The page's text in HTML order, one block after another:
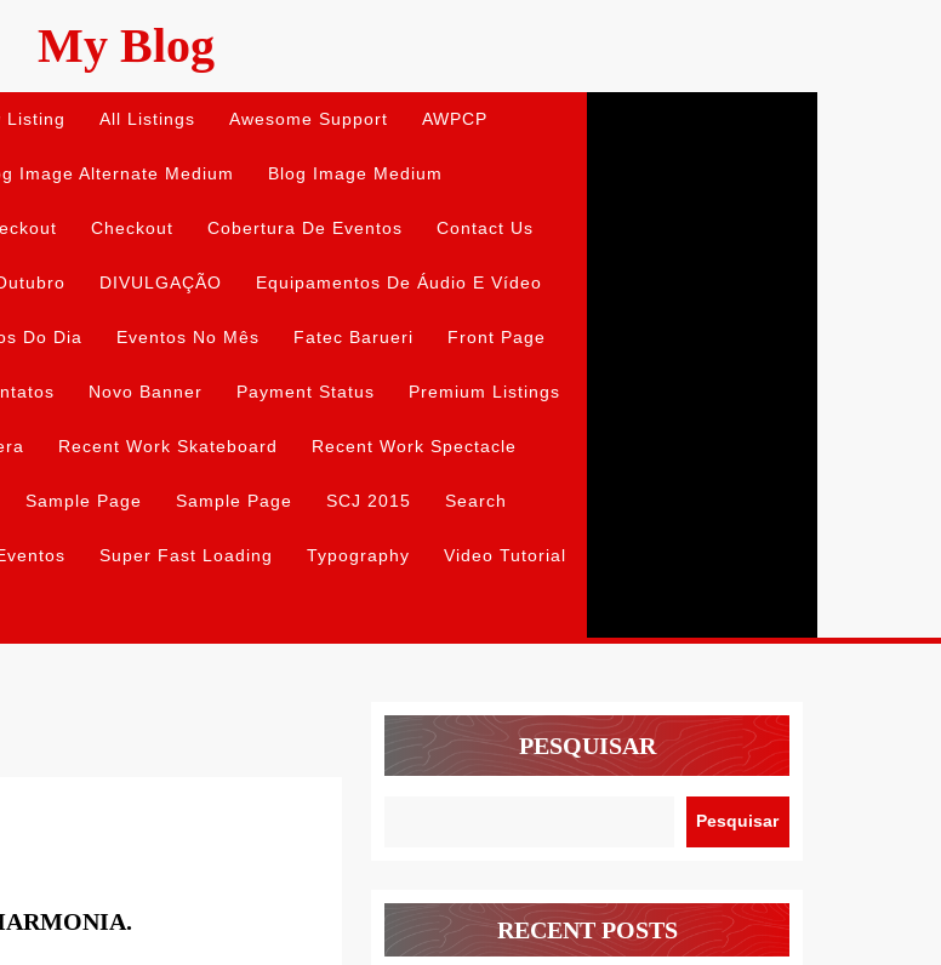
My Blog
Listing All Listings Awesome Support AWPCP
Image Alternate Medium Blog Image Medium
Checkout Cobertura De Eventos Contact Us
DIVULGAÇÃO Equipamentos De Áudio E Vídeo
Do Dia Eventos No Mês Fatec Barueri Front Page
Novo Banner Payment Status Premium Listings
Recent Work Skateboard Recent Work Spectacle
Sample Page Sample Page SCJ 2015 Search
Super Fast Loading Typography Video Tutorial
PESQUISAR
Pesquisar
RECENT POSTS